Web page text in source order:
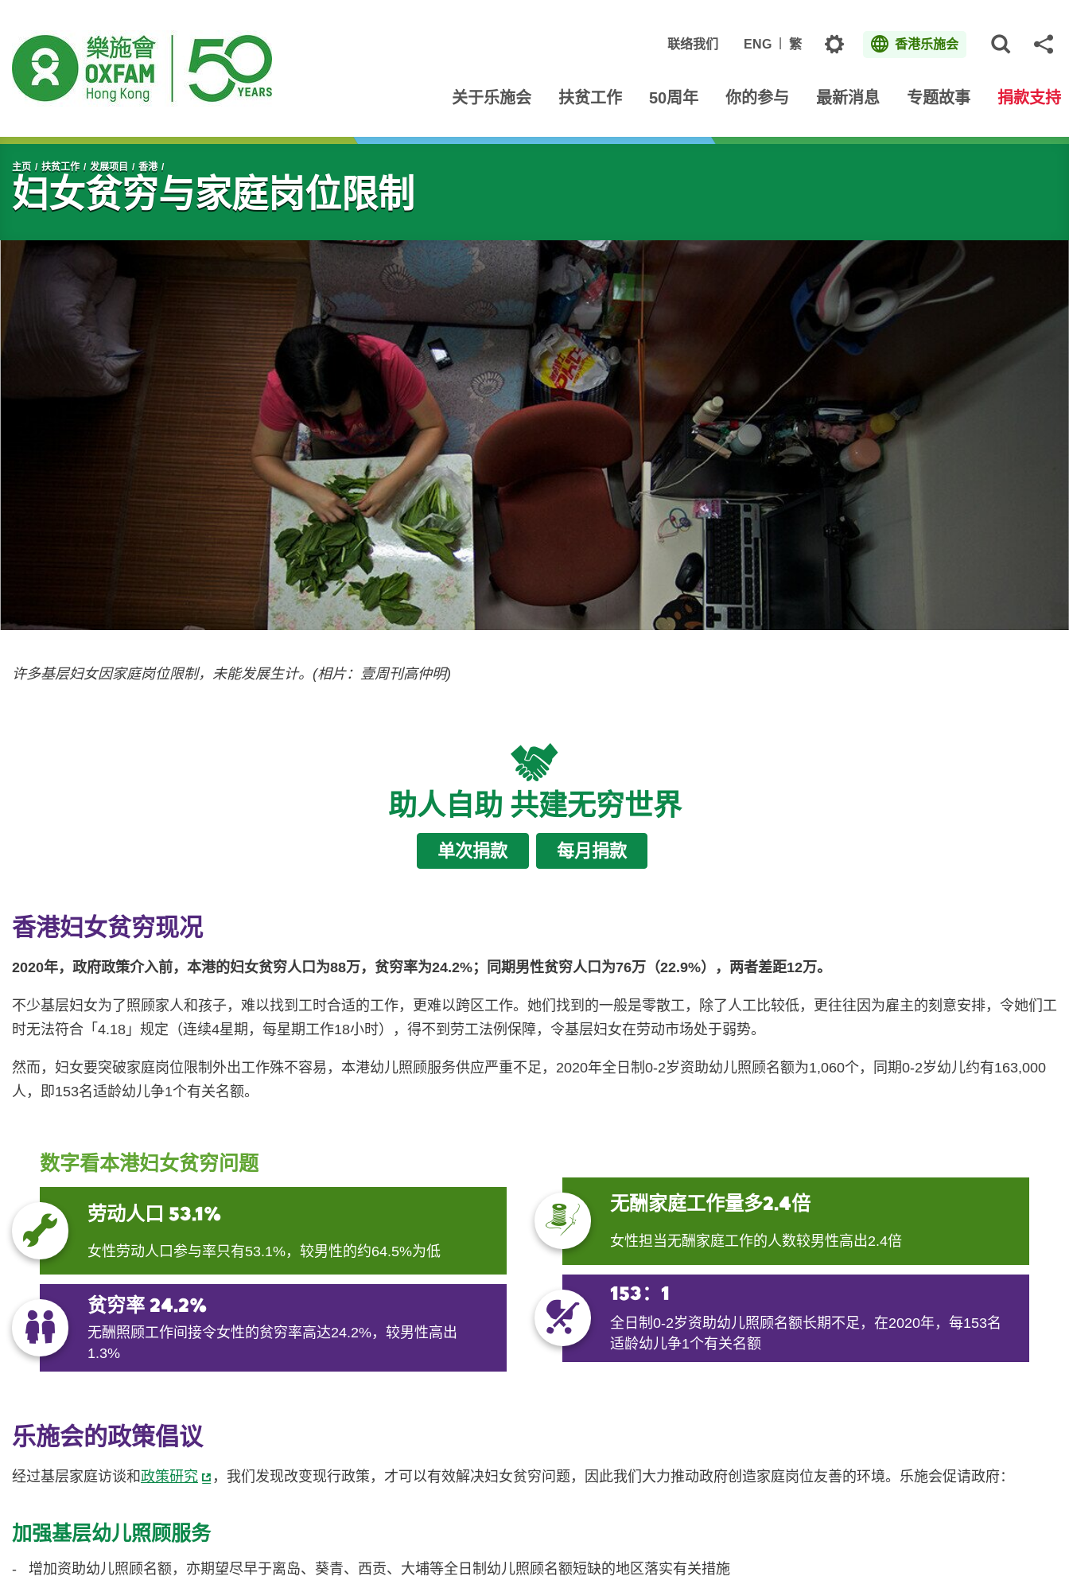
联络我们 ENG 繁 主题 香港乐施会
关于乐施会 扶贫工作 50周年 你的参与 最新消息 专题故事 捐款支持
开始主要内容
主页 扶贫工作 发展项目 香港
妇女贫穷与家庭岗位限制
许多基层妇女因家庭岗位限制，未能发展生计。(相片：壹周刊高仲明)
助人自助 共建无穷世界
单次捐款 每月捐款
香港妇女贫穷现况
2020年，政府政策介入前，本港的妇女贫穷人口为88万，贫穷率为24.2%；同期男性贫穷人口为76万（22.9%），两者差距12万。
不少基层妇女为了照顾家人和孩子，难以找到工时合适的工作，更难以跨区工作。她们找到的一般是零散工，除了人工比较低，更往往因为雇主的刻意安排，令她们工
时无法符合「4.18」规定（连续4星期，每星期工作18小时），得不到劳工法例保障，令基层妇女在劳动市场处于弱势。
然而，妇女要突破家庭岗位限制外出工作殊不容易，本港幼儿照顾服务供应严重不足，2020年全日制0-2岁资助幼儿照顾名额为1,060个，同期0-2岁幼儿约有163,000
人，即153名适龄幼儿争1个有关名额。
数字看本港妇女贫穷问题
劳动人口 53.1%
女性劳动人口参与率只有53.1%，较男性的约64.5%为低
贫穷率 24.2%
无酬照顾工作间接令女性的贫穷率高达24.2%，较男性高出
1.3%
无酬家庭工作量多2.4倍
女性担当无酬家庭工作的人数较男性高出2.4倍
153：1
全日制0-2岁资助幼儿照顾名额长期不足，在2020年，每153名
适龄幼儿争1个有关名额
乐施会的政策倡议
经过基层家庭访谈和政策研究 ，我们发现改变现行政策，才可以有效解决妇女贫穷问题，因此我们大力推动政府创造家庭岗位友善的环境。乐施会促请政府：
加强基层幼儿照顾服务
- 增加资助幼儿照顾名额，亦期望尽早于离岛、葵青、西贡、大埔等全日制幼儿照顾名额短缺的地区落实有关措施